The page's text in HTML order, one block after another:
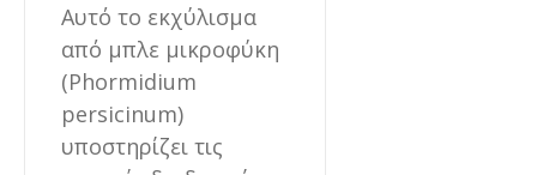
Αυτό το εκχύλισμα
από μπλε μικροφύκη
(Phormidium
persicinum)
υποστηρίζει τις